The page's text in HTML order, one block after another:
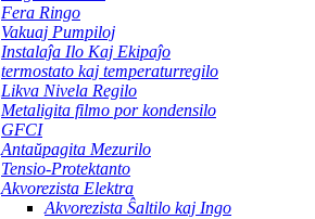
Fera Ringo
Vakuaj Pumpiloj
Instalaĵa Ilo Kaj Ekipaĵo
termostato kaj temperaturregilo
Likva Nivela Regilo
Metaligita filmo por kondensilo
GFCI
Antaŭpagita Mezurilo
Tensio-Protektanto
Akvorezista Elektra
Akvorezista Ŝaltilo kaj Ingo